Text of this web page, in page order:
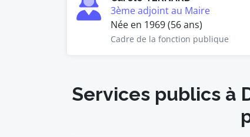
3ème adjoint au Maire
Née en 1969 (56 ans)
Cadre de la fonction publique
Services publics à